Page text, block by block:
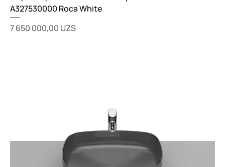
A327530000 Roca White
Цена
7 650 000,00 UZS